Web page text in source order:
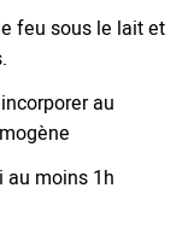
feu sous le lait et
au
au moins 1h